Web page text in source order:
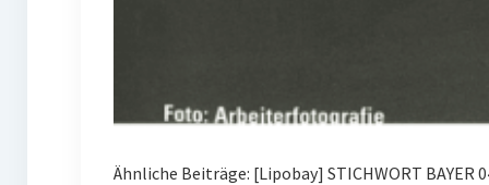
Ähnliche Beiträge: [Lipobay] STICHWORT BAYER